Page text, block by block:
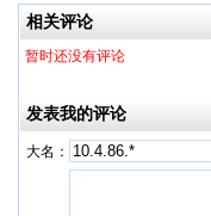
相关评论
暂时还没有评论
发表我的评论
大名：